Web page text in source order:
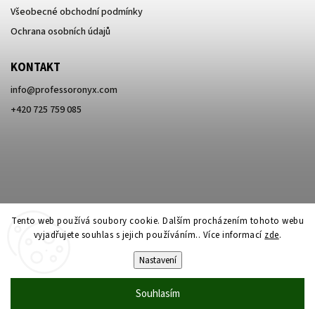
Tento web používá soubory cookie. Dalším procházením tohoto webu
vyjadřujete souhlas s jejich používáním.. Více informací zde.
Nastavení
Souhlasím
Všeobecné obchodní podmínky
Ochrana osobních údajů
KONTAKT
info@professoronyx.com
+420 725 759 085
Professor Onyx. Všechna práva vyhrazena.